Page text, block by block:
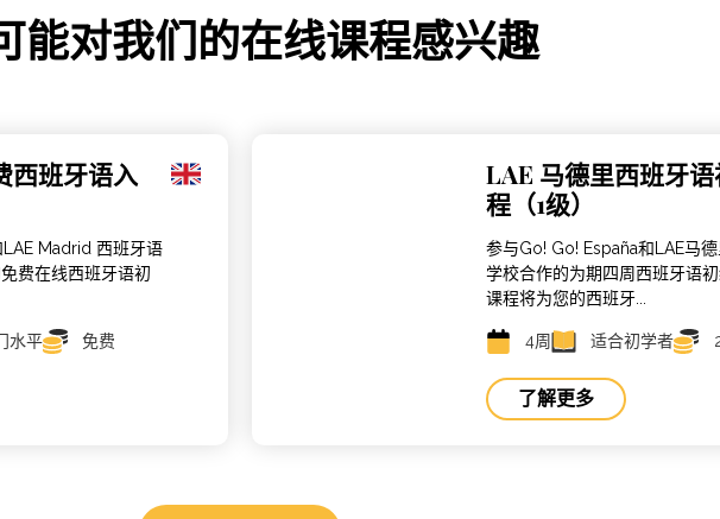
能对我们的在线课程感兴趣
西班牙语入
Madrid 西班牙语
费在线西班牙语初
水平 免费
LAE 马德里西班牙
程（1级）
参与Go! Go! España和LAE马
学校合作的为期四周西班牙语
课程将为您的西班牙...
4周 适合初学者
了解更多